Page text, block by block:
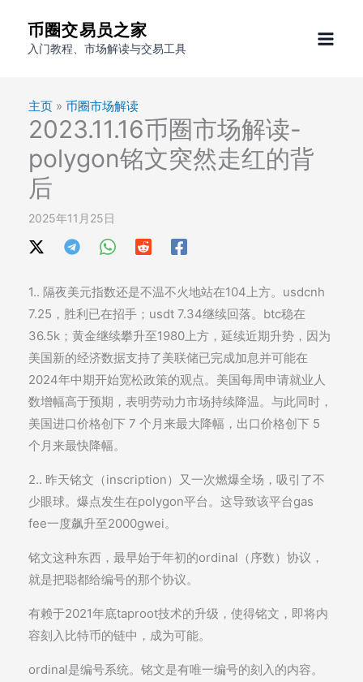
币圈交易员之家
入门教程、市场解读与交易工具
主页 » 币圈市场解读
2023.11.16币圈市场解读-
polygon铭文突然走红的背
后
2025年11月25日
1.. 隔夜美元指数还是不温不火地站在104上方。usdcnh
7.25，胜利已在招手；usdt 7.34继续回落。btc稳在
36.5k；黄金继续攀升至1980上方，延续近期升势，因为
美国新的经济数据支持了美联储已完成加息并可能在
2024年中期开始宽松政策的观点。美国每周申请就业人
数增幅高于预期，表明劳动力市场持续降温。与此同时，
美国进口价格创下 7 个月来最大降幅，出口价格创下 5
个月来最快降幅。
2.. 昨天铭文（inscription）又一次燃爆全场，吸引了不
少眼球。爆点发生在polygon平台。这导致该平台gas
fee一度飙升至2000gwei。
铭文这种东西，最早始于年初的ordinal（序数）协议，
就是把聪都给编号的那个协议。
有赖于2021年底taproot技术的升级，使得铭文，即将内
容刻入比特币的链中，成为可能。
ordinal是编号系统。铭文是有唯一编号的刻入的内容。